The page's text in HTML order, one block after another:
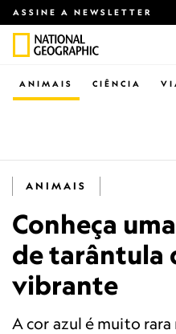
ASSINE A NEWSLETTER
CIÊNCIA
ANIMAIS
ANIMAIS
Conheça
de tarântula
vibrante
A cor azul é muito